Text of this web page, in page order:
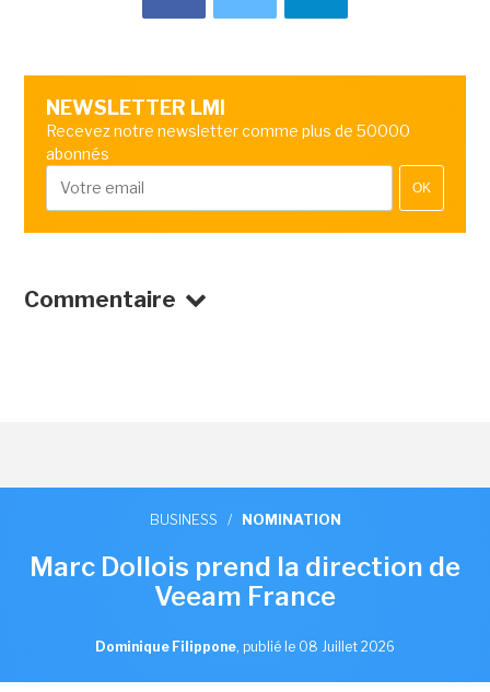
NEWSLETTER LMI
Recevez notre newsletter comme plus de 50000
abonnés
OK
Commentaire
BUSINESS / NOMINATION
Marc Dollois prend la direction de
Veeam France
Dominique Filippone, publié le 08 Juillet 2026